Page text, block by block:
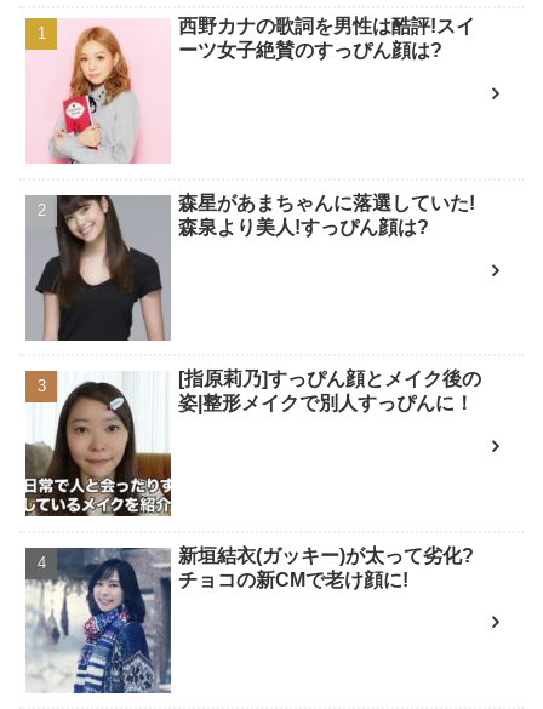
西野カナの歌詞を男性は酷評!スイ
ーツ女子絶賛のすっぴん顔は?
森星があまちゃんに落選していた!
森泉より美人!すっぴん顔は?
[指原莉乃]すっぴん顔とメイク後の
姿|整形メイクで別人すっぴんに！
新垣結衣(ガッキー)が太って劣化?
チョコの新CMで老け顔に!